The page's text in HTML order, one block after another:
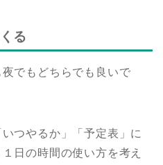
る
でもどちらでも良いで
つやるか」「予定表」に
日の時間の使い方を考え